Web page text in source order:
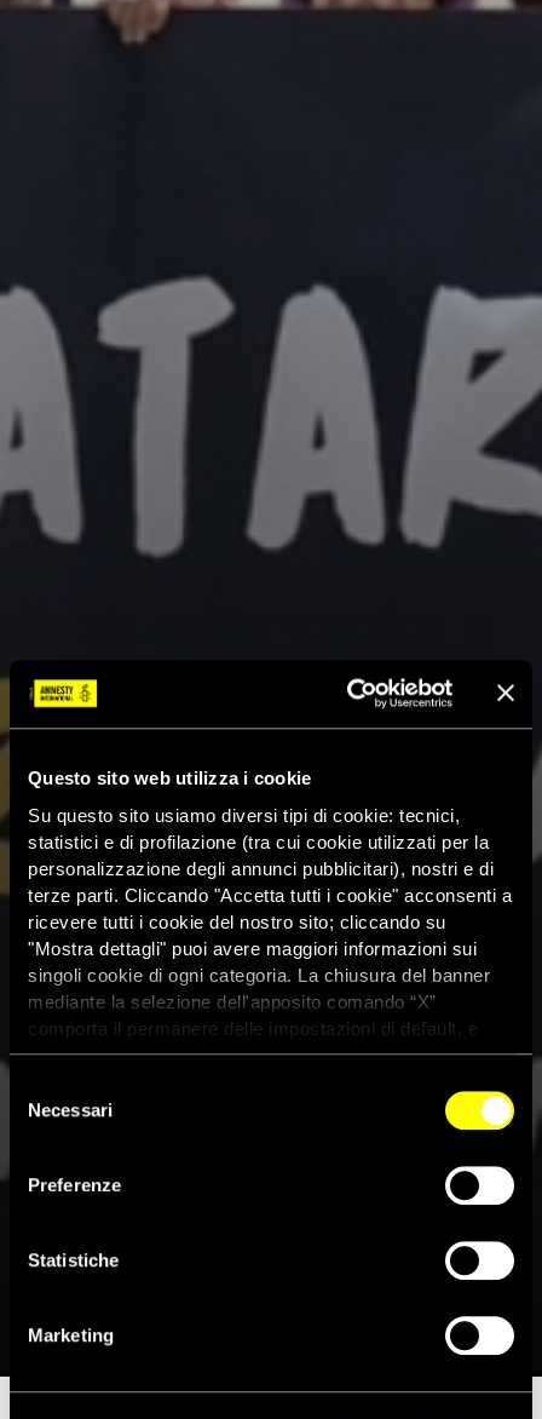
Questo sito web utilizza i cookie
Su questo sito usiamo diversi tipi di cookie: tecnici,
statistici e di profilazione (tra cui cookie utilizzati per la
personalizzazione degli annunci pubblicitari), nostri e di
terze parti. Cliccando "Accetta tutti i cookie" acconsenti a
ricevere tutti i cookie del nostro sito; cliccando su
"Mostra dettagli" puoi avere maggiori informazioni sui
singoli cookie di ogni categoria. La chiusura del banner
mediante la selezione dell'apposito comando “X”
comporta il permanere delle impostazioni di default, e
dunque la continuazione della navigazione con i cookie
dei cookie attivi sul sito clicca
delNecessari
Preferenze
Statistiche
Marketing
Il Qatar deve annullare la
condanna di Manuel Guerrero
Aviña
5 Giugno 2024